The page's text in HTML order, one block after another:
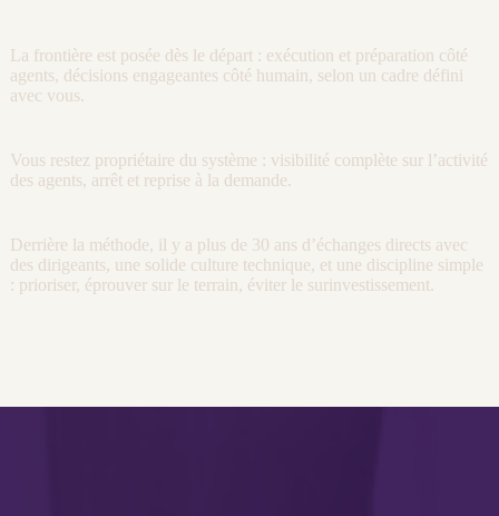
La frontière est posée dès le départ : exécution et préparation côté
agents, décisions engageantes côté humain, selon un cadre défini
avec vous.
Vous restez propriétaire du système : visibilité complète sur l’activité
des agents, arrêt et reprise à la demande.
Derrière la méthode, il y a plus de 30 ans d’échanges directs avec
des dirigeants, une solide culture technique, et une discipline simple
: prioriser, éprouver sur le terrain, éviter le surinvestissement.